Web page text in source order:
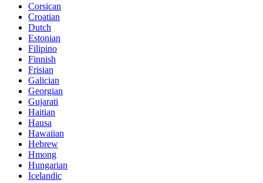
Corsican
Croatian
Dutch
Estonian
Filipino
Finnish
Frisian
Galician
Georgian
Gujarati
Haitian
Hausa
Hawaiian
Hebrew
Hmong
Hungarian
Icelandic